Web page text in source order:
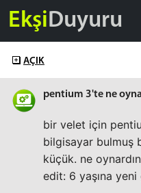
EkşiDuyuru
AÇIK
pentium 3'te ne
bir velet için
bilgisayar bulmuş
küçük. ne
edit: 6 yaşına